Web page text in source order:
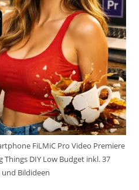
FiLMiC Pro Video Premiere
Things DIY Low Budget inkl. 37
Bildideen